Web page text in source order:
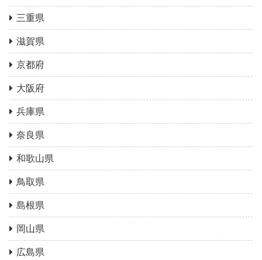
三重県
滋賀県
京都府
大阪府
兵庫県
奈良県
和歌山県
鳥取県
島根県
岡山県
広島県